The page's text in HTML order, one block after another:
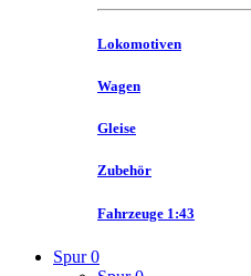
Lokomotiven
Wagen
Gleise
Zubehör
Fahrzeuge 1:43
Spur 0